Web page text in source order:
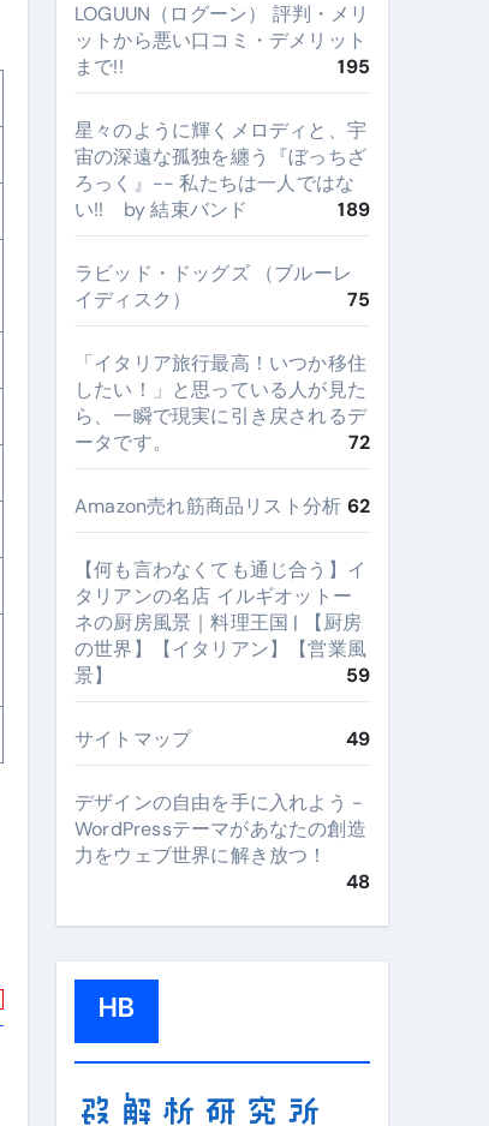
LOGUUN（ログーン） 評判・メリ
ットから悪い口コミ・デメリット
まで!!
195
星々のように輝くメロディと、宇
宙の深遠な孤独を纏う『ぼっちざ
ろっく』-- 私たちは一人ではな
い!! by 結束バンド
189
ラビッド・ドッグズ （ブルーレ
イディスク）
75
​「イタリア旅行最高！いつか移住
したい！」と思っている人が見た
ら、一瞬で現実に引き戻されるデ
ータです。
72
Amazon売れ筋商品リスト分析 62
【何も言わなくても通じ合う】イ
タリアンの名店 イルギオットー
ネの厨房風景｜料理王国 | 【厨房
の世界】【イタリアン】【営業風
景】
59
サイトマップ 49
デザインの自由を手に入れよう -
WordPressテーマがあなたの創造
力をウェブ世界に解き放つ！
48
HB